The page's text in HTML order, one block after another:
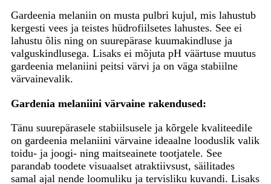
Gardeenia melaniin on musta pulbri kujul, mis lahustub
kergesti vees ja teistes hüdrofiilsetes lahustes. See ei
lahustu õlis ning on suurepärase kuumakindluse ja
valguskindlusega. Lisaks ei mõjuta pH väärtuse muutus
gardeenia melaniini peitsi värvi ja on väga stabiilne
värvainevalik.
Gardenia melaniini värvaine rakendused:
Tänu suurepärasele stabiilsusele ja kõrgele kvaliteedile
on gardeenia melaniini värvaine ideaalne looduslik valik
toidu- ja joogi- ning maitseainete tootjatele. See
parandab toodete visuaalset atraktiivsust, säilitades
samal ajal nende loomuliku ja tervisliku kuvandi. Lisaks